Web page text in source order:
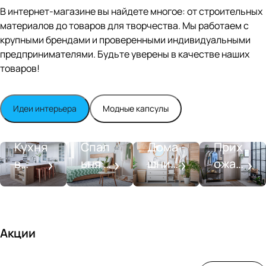
n
Whit
e
satin
В интернет-магазине вы найдете многое: от строительных
материалов до товаров для творчества. Мы работаем с
крупными брендами и проверенными индивидуальными
предпринимателями. Будьте уверены в качестве наших
товаров!
Идеи интерьера Модные капсулы
Кухня
в
стиле
Спал
ьня в
совре
Дома
шний
SPA-
Прих
ожая
со
Акции